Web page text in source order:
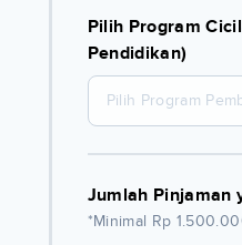
Pilih Program
Pendidikan)
Pilih Program
Jumlah Pinjaman
*Minimal Rp